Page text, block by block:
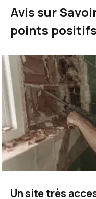
Avis sur
points positifs
Un site très